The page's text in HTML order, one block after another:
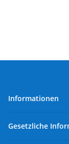
Informationen
Gesetzliche